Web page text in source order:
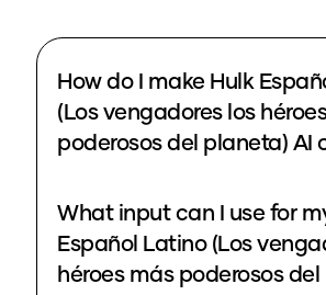
How do I make Hulk
(Los vengadores los
poderosos del planeta) AI
What input can I use for
Español Latino (Los
héroes más poderosos